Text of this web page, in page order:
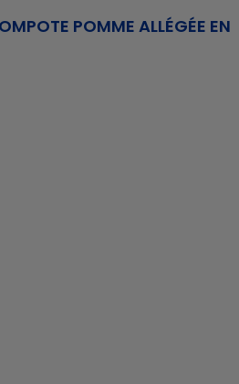
POMME ALLÉGÉE EN